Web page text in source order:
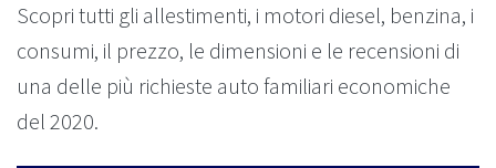
Scopri tutti gli allestimenti, i motori diesel, benzina, i
consumi, il prezzo, le dimensioni e le recensioni di
una delle più richieste auto familiari economiche
del 2020.